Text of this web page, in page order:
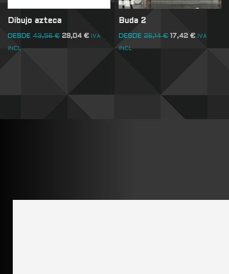
Dibujo azteca
DESDE 43,56€ 29,04 € IVA
INCL
Buda 2
DESDE 26,14€ 17,42€ IVA
INCL